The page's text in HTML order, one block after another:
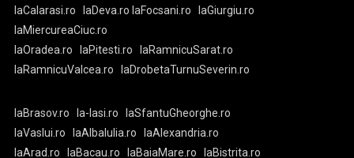
laCalarasi.ro
laDeva.ro laFocsani.ro
laGiurgiu.ro
laMiercureaCiuc.ro
laOradea.ro
laPitesti.ro
laRamnicuSarat.ro
laRamnicuValcea.ro
laDrobetaTurnuSeverin.ro
laBrasov.ro la-Iasi.ro
laSfantuGheorghe.ro
laVaslui.ro
laAlbaIulia.ro
laAlexandria.ro
laArad.ro
laBacau.ro laBaiaMare.ro laBistrita.ro